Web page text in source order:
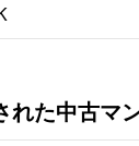
れた中古マ